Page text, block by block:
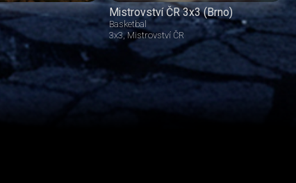
Mistrovství ČR 3x3 (Brno)
Basketbal
3x3 Mistrovství ČR